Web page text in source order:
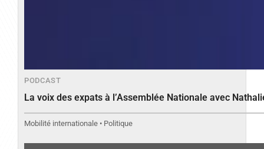
PODCAST
La voix des expats à l’Assemblée Nationale avec
Mobilité internationale • Politique